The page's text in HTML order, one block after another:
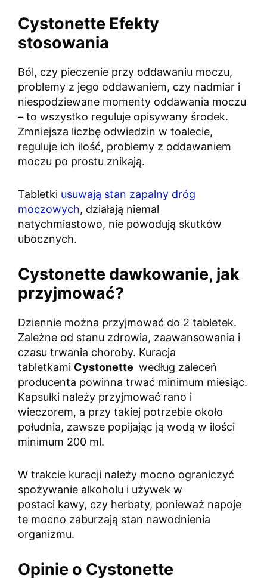
Cystonette Efekty
stosowania
Ból, czy pieczenie przy oddawaniu moczu,
problemy z jego oddawaniem, czy nadmiar i
niespodziewane momenty oddawania moczu
– to wszystko reguluje opisywany środek.
Zmniejsza liczbę odwiedzin w toalecie,
reguluje ich ilość, problemy z oddawaniem
moczu po prostu znikają.
Tabletki usuwają stan zapalny dróg
moczowych, działają niemal
natychmiastowo, nie powodują skutków
ubocznych.
Cystonette dawkowanie, jak
przyjmować?
Dziennie można przyjmować do 2 tabletek.
Zależne od stanu zdrowia, zaawansowania i
czasu trwania choroby. Kuracja
tabletkami Cystonette według zaleceń
producenta powinna trwać minimum miesiąc.
Kapsułki należy przyjmować rano i
wieczorem, a przy takiej potrzebie około
południa, zawsze popijając ją wodą w ilości
minimum 200 ml.
W trakcie kuracji należy mocno ograniczyć
spożywanie alkoholu i używek w
postaci kawy, czy herbaty, ponieważ napoje
te mocno zaburzają stan nawodnienia
organizmu.
Opinie o Cystonette